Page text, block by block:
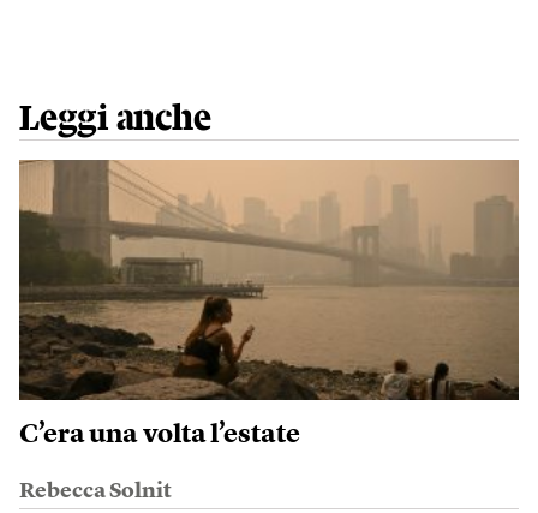
Leggi anche
C’era una volta l’estate
Rebecca Solnit